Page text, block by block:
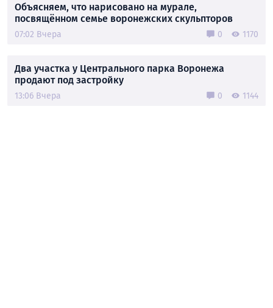
Объясняем, что нарисовано на мурале,
посвящённом семье воронежских скульпторов
07:02 Вчера 0 1170
Два участка у Центрального парка Воронежа
продают под застройку
13:06 Вчера 0 1144